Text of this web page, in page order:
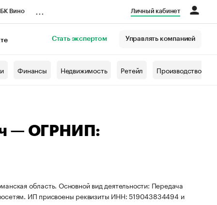
Вино Личный кабинет
Стать экспертом Управлять компанией
Финансы Недвижимость Ретейл Производство
— ОГРНИП:
область. Основной вид деятельности: Передача
ИП присвоены реквизиты ИНН: 519043834494 и